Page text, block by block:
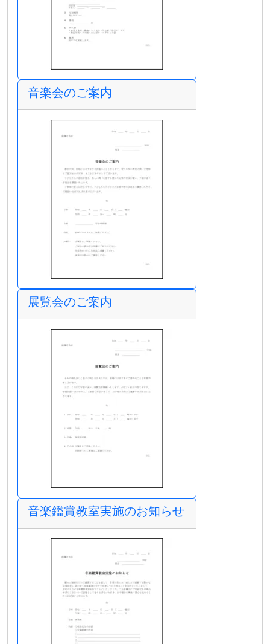
音楽会のご案内
展覧会のご案内
音楽鑑賞教室実施のお知らせ